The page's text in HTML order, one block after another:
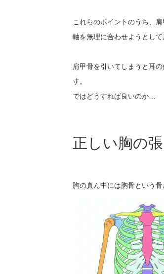
これらのポイントのうち、
軸を無理に合わせようとし
肩甲骨を引いてしまうと耳
す。
ではどうすれば良いのか…
正しい胸の
胸の真ん中には胸骨という骨